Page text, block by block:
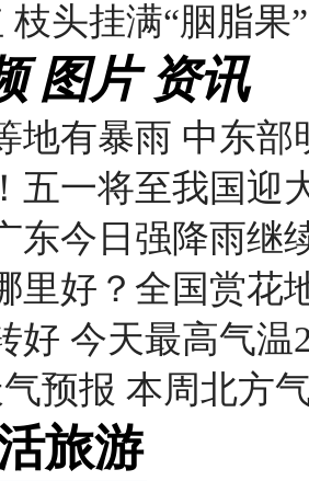
头挂满“胭脂果”
图片 资讯
地有暴雨 中东部
五一将至我国迎
东今日强降雨继
里好？全国赏花
好 今天最高气
预报 本周北方
旅游